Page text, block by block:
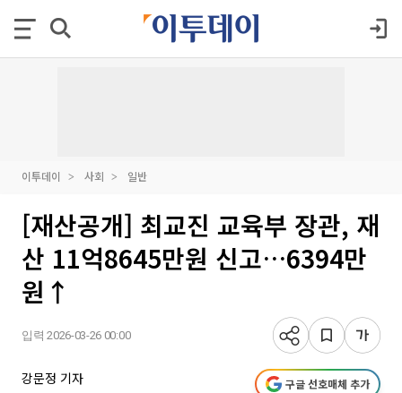
이투데이 사회 일반
[재산공개] 최교진 교육부 장관, 재
산 11억8645만원 신고…6394만
원↑
입력 2026-03-26 00:00
강문정 기자 구글 선호매체 추가